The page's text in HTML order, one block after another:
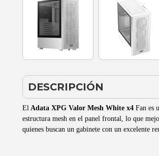
DESCRIPCIÓN
El Adata XPG Valor Mesh White x4 Fan es
estructura mesh en el panel frontal, lo que
quienes buscan un gabinete con un excelente